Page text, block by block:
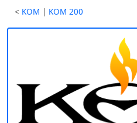
< KOM | KOM 200